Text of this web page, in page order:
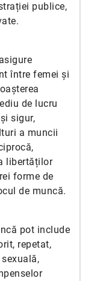
publice,
între femei și
de lucru
sigur,
a muncii
libertăților
forme de
de muncă.
pot include
repetat,